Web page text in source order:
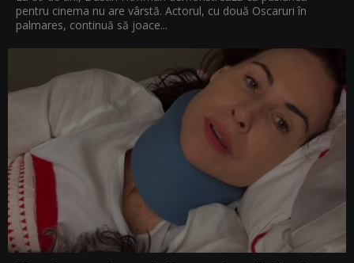
pentru cinema nu are vârstă. Actorul, cu două Oscaruri în
palmares, continuă să joace...